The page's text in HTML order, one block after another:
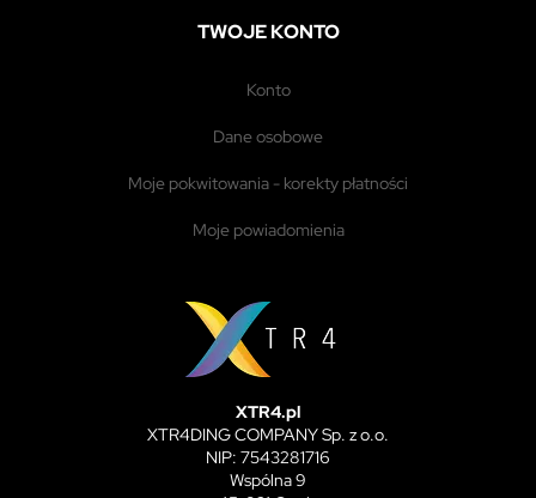
TWOJE KONTO
konto
dane osobowe
moje pokwitowania - korekty płatności
moje powiadomienia
XTR4.pl
XTR4DING COMPANY Sp. z o.o.
NIP: 7543281716
Wspólna 9